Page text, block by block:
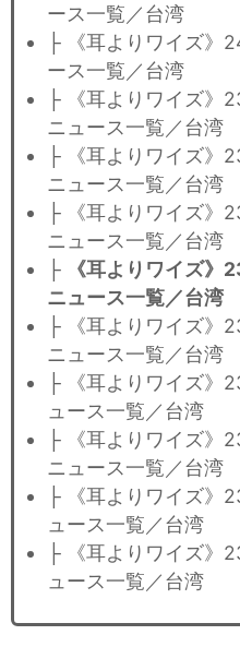
ース一覧／台湾
├ 《耳よりワイズ》
ース一覧／台湾
├ 《耳よりワイズ》
ニュース一覧／台湾
├ 《耳よりワイズ》
ニュース一覧／台湾
├ 《耳よりワイズ》
ニュース一覧／台湾
├
《耳よりワイズ》
ニュース一覧／台湾
├ 《耳よりワイズ》
ニュース一覧／台湾
├ 《耳よりワイズ》
ュース一覧／台湾
├ 《耳よりワイズ》
ニュース一覧／台湾
├ 《耳よりワイズ》
ュース一覧／台湾
├ 《耳よりワイズ》
ュース一覧／台湾